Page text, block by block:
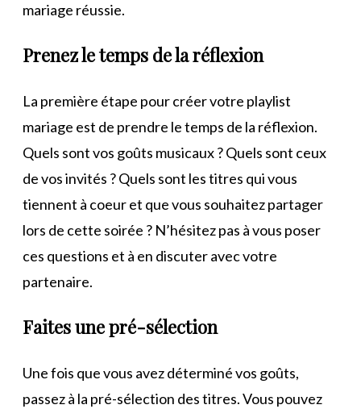
mariage réussie.
Prenez le temps de la réflexion
La première étape pour créer votre playlist
mariage est de prendre le temps de la réflexion.
Quels sont vos goûts musicaux ? Quels sont ceux
de vos invités ? Quels sont les titres qui vous
tiennent à coeur et que vous souhaitez partager
lors de cette soirée ? N’hésitez pas à vous poser
ces questions et à en discuter avec votre
partenaire.
Faites une pré-sélection
Une fois que vous avez déterminé vos goûts,
passez à la pré-sélection des titres. Vous pouvez